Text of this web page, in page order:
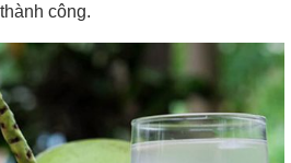
công.